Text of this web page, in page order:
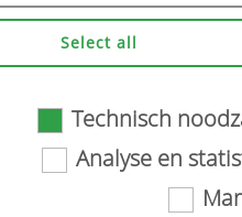
Slaat op of de
banner voor
Select all
Technisch
Analyse en
trekkrachtversterker
geoptimaliseerd. Het extra
de tractor verbetert de tractie
tractie vermindert op